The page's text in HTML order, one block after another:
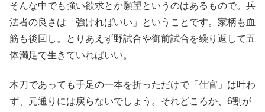
そんな中でも強い欲求とか願望というのはあるもので。兵
法者の良さは「強ければいい」ということです。家柄も血
筋も後回し。とりあえず野試合や御前試合を繰り返して五
体満足で生きていればいい。
木刀であっても手足の一本を折っただけで「仕官」は叶わ
ず、元通りには戻らないでしょう。それどころか、6割が